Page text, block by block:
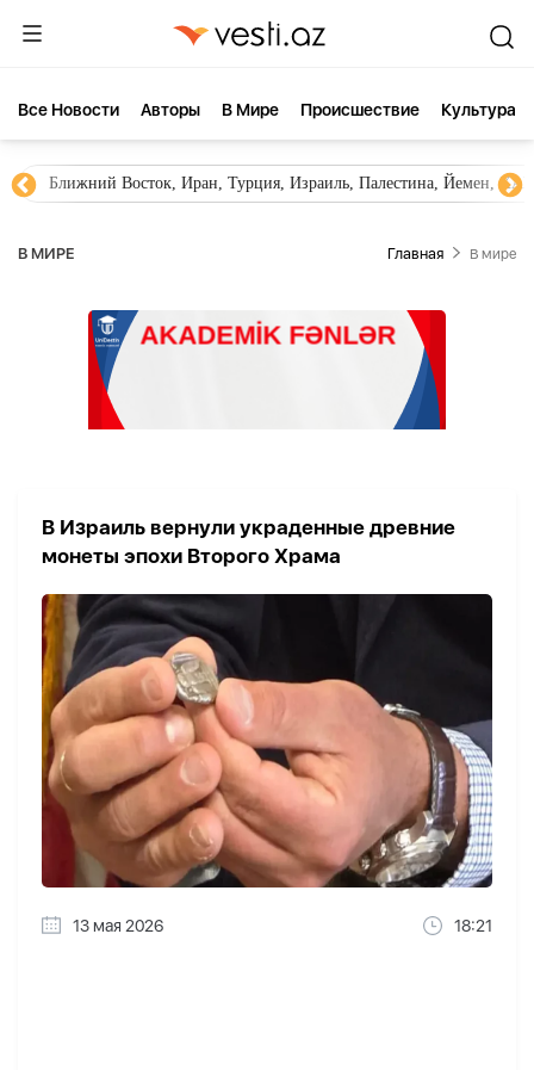
Все Новости Aвторы В Мире Происшествие Культура
Ближний Восток, Иран, Турция, Израиль, Палестина, Йемен,
В МИРЕ Главная В мире
В Израиль вернули украденные древние
монеты эпохи Второго Храма
13 мая 2026 18:21